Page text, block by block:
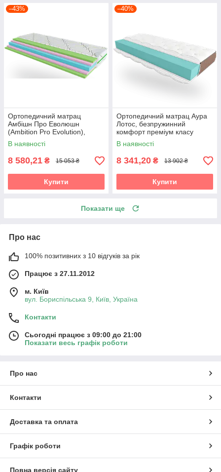
–43%
Ортопедичний матрац
Амбішн Про Еволюшн
(Ambition Pro Evolution),
безпружинний, витривалий
В наявності
8 580,21 ₴ 15 053 ₴
Купити
–40%
Ортопедичний матрац Аура
Лотос, безпружинний
комфорт преміум класу
В наявності
8 341,20 ₴ 13 902 ₴
Купити
Показати ще
Про нас
100% позитивних з 10 відгуків за рік
Працює з 27.11.2012
м. Київ
вул. Бориспільська 9, Київ, Україна
Контакти
Сьогодні працює з 09:00 до 21:00
Показати весь графік роботи
Про нас
Контакти
Доставка та оплата
Графік роботи
Повна версія сайту